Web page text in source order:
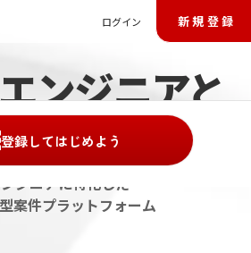
ログイン 新規登録
ンジニアと
直接」つなぐ
ジニアに特化した
案件プラットフォーム
登録してはじめよう